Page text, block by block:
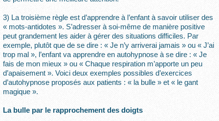
3) La troisième règle est d’apprendre à l’enfant à savoir utiliser des
« mots-antidotes ». S’adresser à soi-même de manière positive
peut grandement les aider à gérer des situations difficiles. Par
exemple, plutôt que de se dire : « Je n’y arriverai jamais » ou « J’ai
trop mal », l’enfant va apprendre en autohypnose à se dire : « Je
fais de mon mieux » ou « Chaque respiration m’apporte un peu
d’apaisement ». Voici deux exemples possibles d’exercices
d’autohypnose proposés aux patients : « la bulle » et « le gant
magique ».
La bulle par le rapprochement des doigts